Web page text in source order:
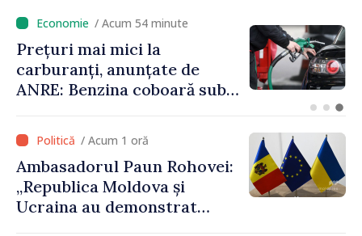
/ Acum 29 minute
Explozia de la Crocmaz.
condamnă incidentul și
recheamă ambasadorul
Republicii Moldova la
Moscova pentru
/ Acum 1 oră
Ambasadorul Paun Rohovei:
„Republica Moldova și
Ucraina au demonstrat